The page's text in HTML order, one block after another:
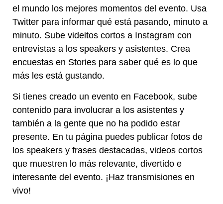
el mundo los mejores momentos del evento. Usa
Twitter para informar qué está pasando, minuto a
minuto. Sube videitos cortos a Instagram con
entrevistas a los speakers y asistentes. Crea
encuestas en Stories para saber qué es lo que
más les está gustando.
Si tienes creado un evento en Facebook, sube
contenido para involucrar a los asistentes y
también a la gente que no ha podido estar
presente. En tu página puedes publicar fotos de
los speakers y frases destacadas, videos cortos
que muestren lo más relevante, divertido e
interesante del evento. ¡Haz transmisiones en
vivo!